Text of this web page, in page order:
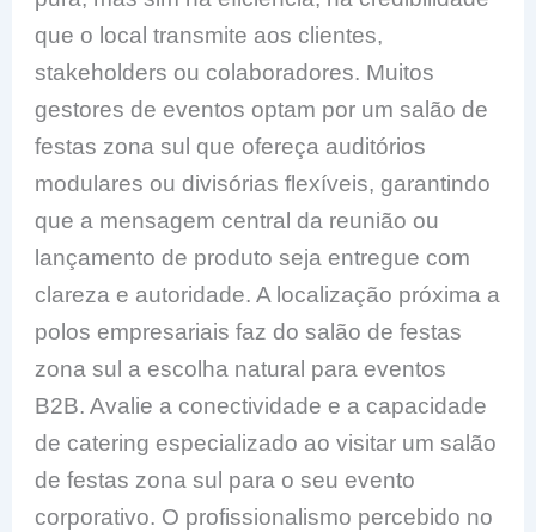
que o local transmite aos clientes,
stakeholders ou colaboradores. Muitos
gestores de eventos optam por um salão de
festas zona sul que ofereça auditórios
modulares ou divisórias flexíveis, garantindo
que a mensagem central da reunião ou
lançamento de produto seja entregue com
clareza e autoridade. A localização próxima a
polos empresariais faz do salão de festas
zona sul a escolha natural para eventos
B2B. Avalie a conectividade e a capacidade
de catering especializado ao visitar um salão
de festas zona sul para o seu evento
corporativo. O profissionalismo percebido no